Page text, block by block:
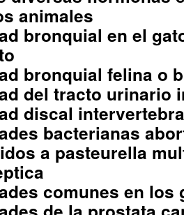
animales
bronquial en el
bronquial felina o
del tracto urinario
discal
bacterianas
a pasteurella
comunes en los